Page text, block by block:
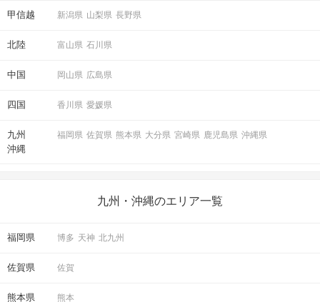
甲信越 新潟県 山梨県 長野県
北陸 富山県 石川県
中国 岡山県 広島県
四国 香川県 愛媛県
九州
沖縄
福岡県 佐賀県 熊本県 大分県 宮崎県 鹿児島県 沖縄県
九州・沖縄のエリア一覧
福岡県 博多 天神 北九州
佐賀県 佐賀
熊本県 熊本